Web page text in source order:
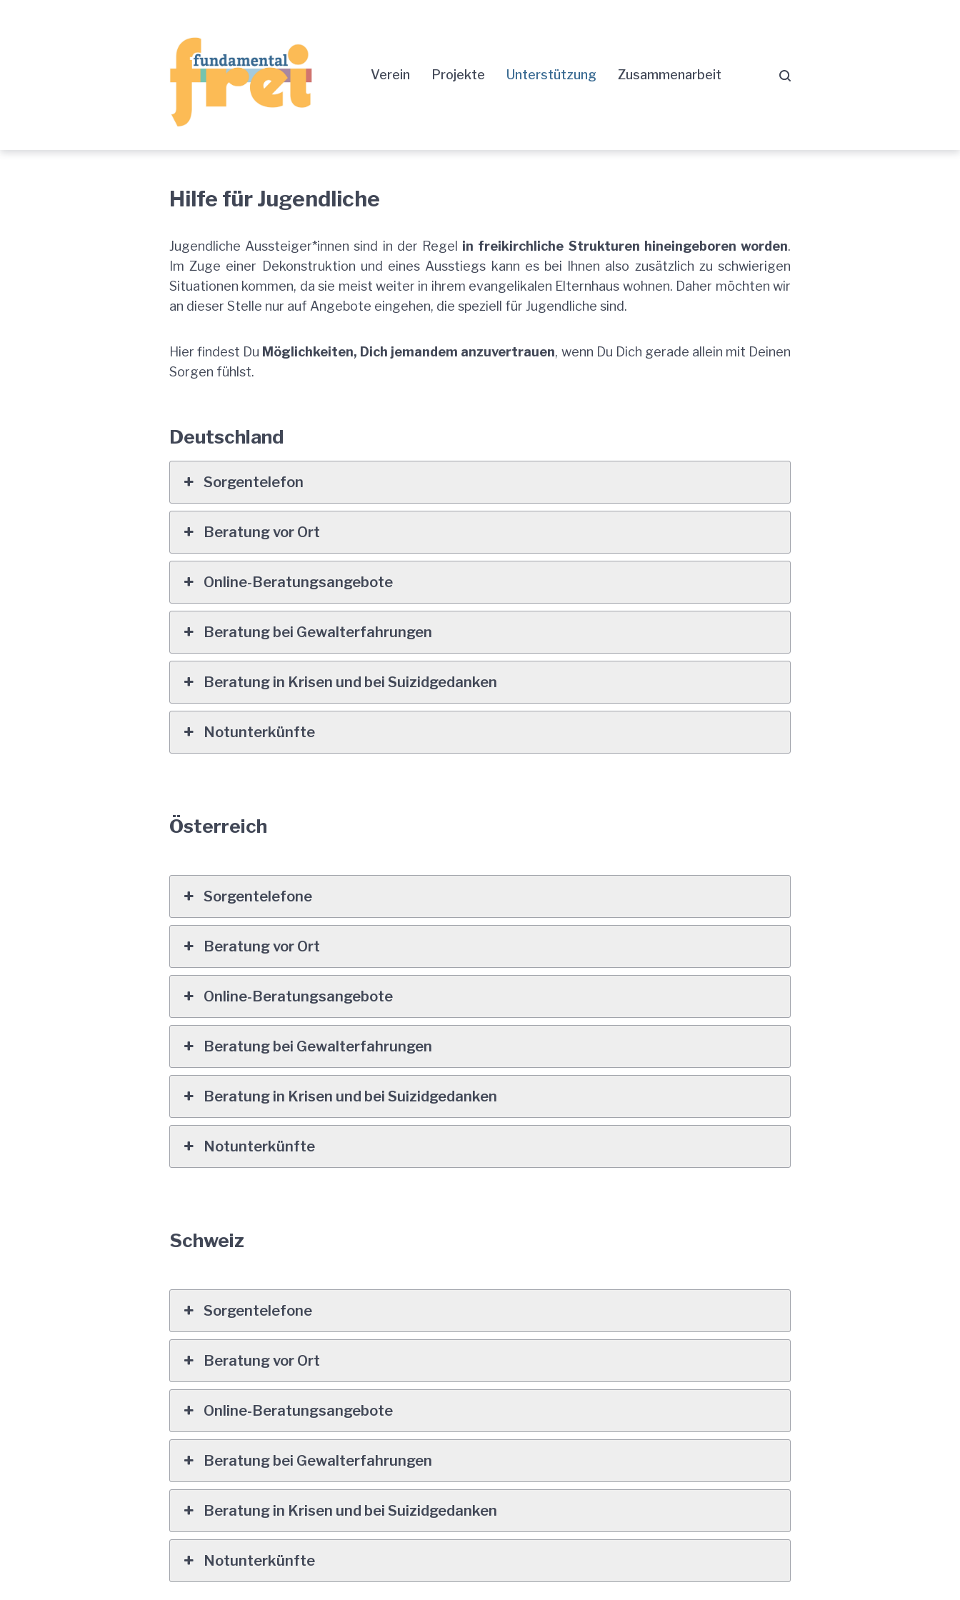
Verein
Projekte Unterstützung Zusammenarbeit
Hilfe
Jugendliche
Hilfe für Jugendliche
Jugendliche Aussteiger*innen sind in der Regel in freikirchliche Strukturen hineingeboren worden.
Im Zuge einer Dekonstruktion und eines Ausstiegs kann es bei Ihnen also zusätzlich zu schwierigen
Situationen kommen, da sie meist weiter in ihrem evangelikalen Elternhaus wohnen. Daher möchten wir
an dieser Stelle nur auf Angebote eingehen, die speziell für Jugendliche sind.
Hier findest Du Möglichkeiten, Dich jemandem anzuvertrauen, wenn Du Dich gerade allein mit Deinen
Sorgen fühlst.
Deutschland
Sorgentelefon
Beratung vor Ort
Online-Beratungsangebote
Beratung bei Gewalterfahrungen
Beratung in Krisen und bei Suizidgedanken
Notunterkünfte
Österreich
Sorgentelefone
Beratung vor Ort
Online-Beratungsangebote
Beratung bei Gewalterfahrungen
Beratung in Krisen und bei Suizidgedanken
Notunterkünfte
Schweiz
Sorgentelefone
Beratung vor Ort
Online-Beratungsangebote
Beratung bei Gewalterfahrungen
Beratung in Krisen und bei Suizidgedanken
Notunterkünfte